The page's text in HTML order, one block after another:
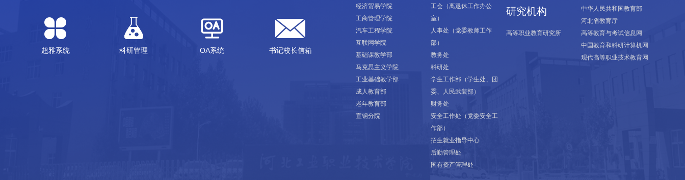
超雅系统 科研管理 OA系统 书记校长信箱
经济贸易学院
工商管理学院
汽车工程学院
互联网学院
基础课教学部
马克思主义学院
工业基础教学部
成人教育部
老年教育部
宣钢分院
工会（离退休工作办公
室）
人事处（党委教师工作
部）
教务处
科研处
学生工作部（学生处、团
委、人民武装部）
财务处
安全工作处（党委安全工
作部）
招生就业指导中心
后勤管理处
国有资产管理处
研究机构
高等职业教育研究所
中华人民共和国教育部
河北省教育厅
高等教育与考试信息网
中国教育和科研计算机网
现代高等职业技术教育网